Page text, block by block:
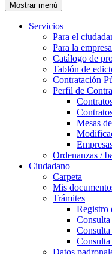
Mostrar menú
Servicios
Para el
Para la empresa
Catálogo de
Tablón de
Contratación
Perfil de
Mesas
Ordenanzas /
Ciudadano
Carpeta
Mis
Trámites
Registro
Consulta
Consulta
Consulta